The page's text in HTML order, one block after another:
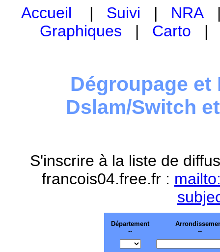
Accueil | Suivi | NRA
Graphiques | Carto
Dégroupage et
Dslam/Switch
S'inscrire à la liste de
francois04.free.fr :
Département
--
--